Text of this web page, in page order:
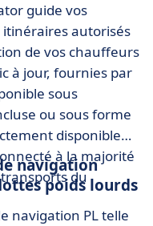
guide vos
autorisés
de vos chauffeurs
à jour, fournies par
sous
ou sous forme
disponible
à la majorité
du
navigation
poids lourds
navigation PL telle